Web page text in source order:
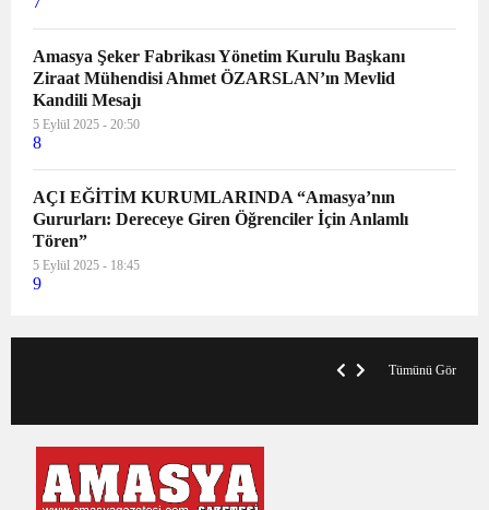
Amasya Şeker Fabrikası Yönetim Kurulu Başkanı
Ziraat Mühendisi Ahmet ÖZARSLAN’ın Mevlid
Kandili Mesajı
5 Eylül 2025 - 20:50
8
AÇI EĞİTİM KURUMLARINDA “Amasya’nın
Gururları: Dereceye Giren Öğrenciler İçin Anlamlı
Tören”
5 Eylül 2025 - 18:45
9
Tümünü Gör